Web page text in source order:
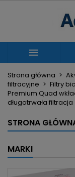

Strona główna
filtracyjne
Filtry
Premium Quad
długotrwała filtracja
STRONA
MARKI
Moje
add_circle_outline Utwórz
Utwórz
Nazwa listy
Zaloguj
Musisz być
swojej liście